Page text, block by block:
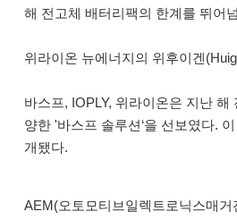
해 전고체 배터리팩의 한계를 뛰어
위라이온 뉴에너지의 위후이겐
바스프, IOPLY, 위라이온은 지난
양한 '바스프 솔루션‘을 선보였다.
개됐다.
AEM(오토모티브일렉트로닉스매거